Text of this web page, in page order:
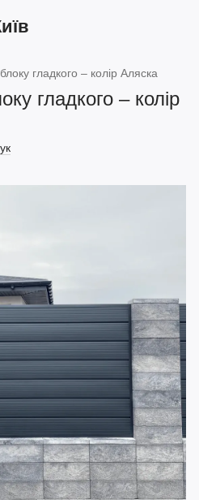
гладкого – колір Аляска
гладкого – колір